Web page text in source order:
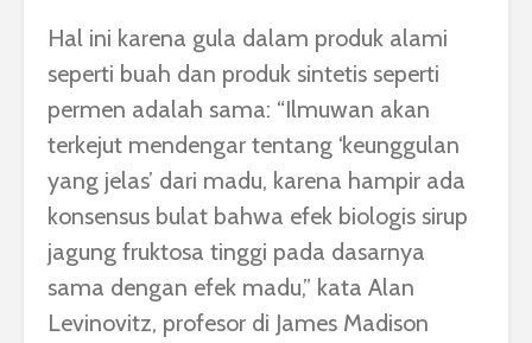
Hal ini karena gula dalam produk alami
seperti buah dan produk sintetis seperti
permen adalah sama: “Ilmuwan akan
terkejut mendengar tentang ‘keunggulan
yang jelas’ dari madu, karena hampir ada
konsensus bulat bahwa efek biologis sirup
jagung fruktosa tinggi pada dasarnya
sama dengan efek madu,” kata Alan
Levinovitz, profesor di James Madison